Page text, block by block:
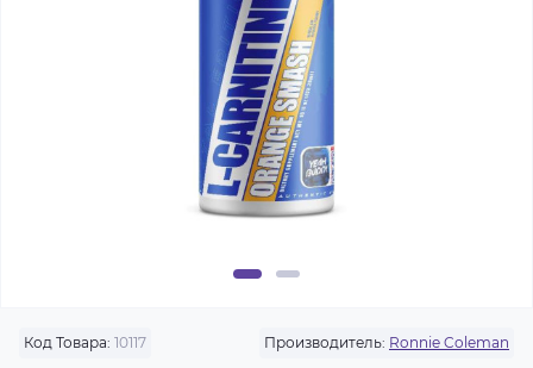
Код Товара: 10117 Производитель: Ronnie Coleman